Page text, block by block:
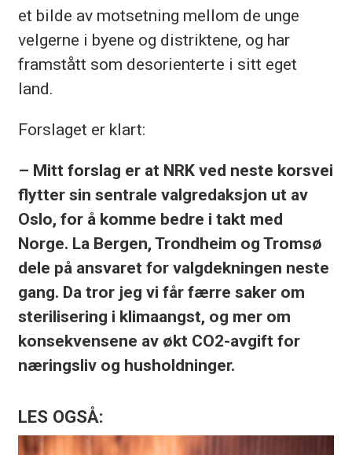
et bilde av motsetning mellom de unge
velgerne i byene og distriktene, og har
framstått som desorienterte i sitt eget
land.
Forslaget er klart:
– Mitt forslag er at NRK ved neste korsvei
flytter sin sentrale valgredaksjon ut av
Oslo, for å komme bedre i takt med
Norge. La Bergen, Trondheim og Tromsø
dele på ansvaret for valgdekningen neste
gang. Da tror jeg vi får færre saker om
sterilisering i klimaangst, og mer om
konsekvensene av økt CO2-avgift for
næringsliv og husholdninger.
LES OGSÅ: